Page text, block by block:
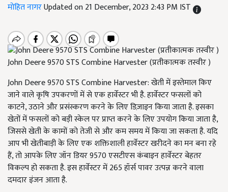
मोहित नागरUpdated on 21 December, 2023 2:43 PM IST
John Deere 9570 STS Combine Harvester (प्रतीकात्मक तस्वीर )
John Deere 9570 STS Combine Harvester: खेती में इस्तेमाल किए
जाने वाले कृषि उपकरणों में से एक हार्वेस्टर भी है. हार्वेस्टर फसलों को
काटने, उठाने और प्रसंस्करण करने के लिए डिज़ाइन किया जाता है. इसका
खेतों में फसलों को बड़ी स्केल पर प्राप्त करने के लिए उपयोग किया जाता है,
जिससे खेती के कामों को तेजी से और कम समय में किया जा सकता है. यदि
आप भी खेतीबाड़ी के लिए एक शक्तिशाली हार्वेस्टर खरीदने का मन बना रहे
हैं, तो आपके लिए जॉन डियर 9570 एसटीएस कंबाइन हार्वेस्टर बेहतर
विकल्प हो सकता है. इस हार्वेस्टर में 265 हॉर्स पावर उत्पन्न करने वाला
दमदार इंजन आता है.